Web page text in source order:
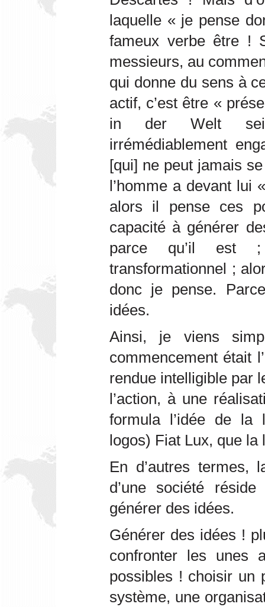
laquelle « je pense
fameux verbe être !
messieurs, au
qui donne du sens à
actif, c’est être «
in der Welt sein,
irrémédiablement
[qui] ne peut jamais
l’homme a devant lui
alors il pense ces
capacité à générer
parce qu’il est
transformationnel ;
donc je pense.
idées.
Ainsi, je viens
commencement était
rendue intelligible par
l’action, à une
formula l’idée de la
logos) Fiat Lux, que
En d’autres termes,
d’une société
générer des idées.
Générer des idées !
confronter les unes
possibles ! choisir un
système, une